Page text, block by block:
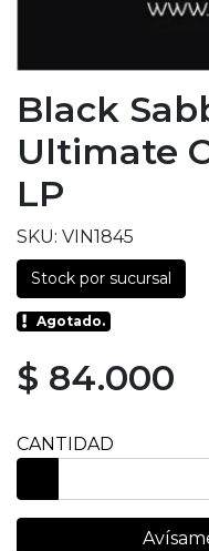
Black
Ultimate
LP
SKU: VIN1845
Stock por sucursal
Agotado.
$ 84.000
CANTIDAD